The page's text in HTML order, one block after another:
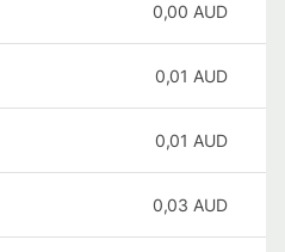
0,00 AUD
0,01 AUD
0,01 AUD
0,03 AUD